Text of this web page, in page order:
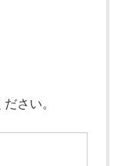
さい。